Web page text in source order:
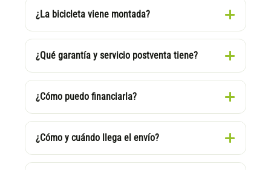
¿La bicicleta viene montada?
¿Qué garantía y servicio postventa tiene?
¿Cómo puedo financiarla?
¿Cómo y cuándo llega el envío?